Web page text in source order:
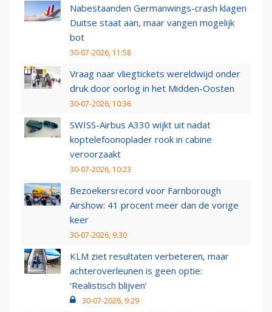
Nabestaanden Germanwings-crash klagen
Duitse staat aan, maar vangen mogelijk
bot
30-07-2026, 11:58
Vraag naar vliegtickets wereldwijd onder
druk door oorlog in het Midden-Oosten
30-07-2026, 10:36
SWISS-Airbus A330 wijkt uit nadat
koptelefoonoplader rook in cabine
veroorzaakt
30-07-2026, 10:23
Bezoekersrecord voor Farnborough
Airshow: 41 procent meer dan de vorige
keer
30-07-2026, 9:30
KLM ziet resultaten verbeteren, maar
achteroverleunen is geen optie:
‘Realistisch blijven’
30-07-2026, 9:29